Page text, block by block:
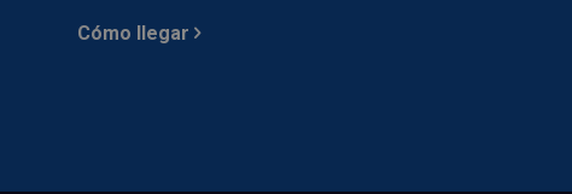
Cómo llegar